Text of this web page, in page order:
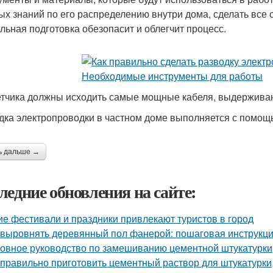
знаний по его распределению внутри дома, сделать все
подготовка обезопасит и облегчит процесс.
должны исходить самые мощные кабеля,
электропроводки в частном доме выполняется с
дальше →
обновления на сайте:
фестивали и праздники привлекают туристов в город
деревянный пол фанерой: пошаговая
руководство по замешиванию цементной штукатурки
приготовить цементный раствор для штукатурки